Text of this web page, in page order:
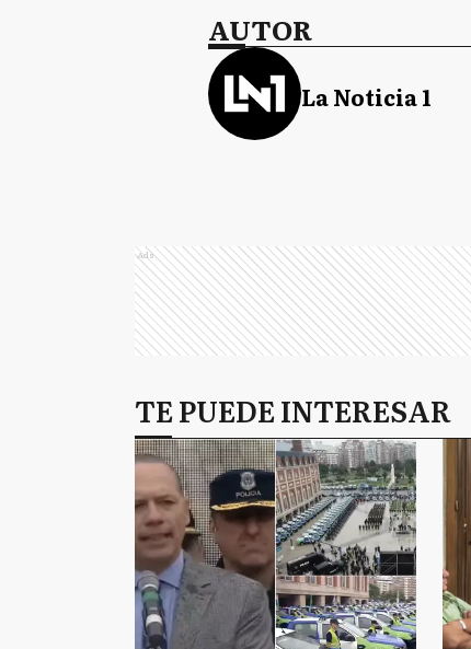
AUTOR
La Noticia 1
Ads
TE PUEDE INTERESAR